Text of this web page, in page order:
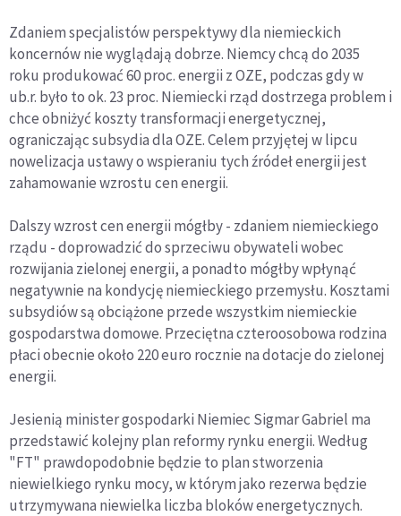
Zdaniem specjalistów perspektywy dla niemieckich
koncernów nie wyglądają dobrze. Niemcy chcą do 2035
roku produkować 60 proc. energii z OZE, podczas gdy w
ub.r. było to ok. 23 proc. Niemiecki rząd dostrzega problem i
chce obniżyć koszty transformacji energetycznej,
ograniczając subsydia dla OZE. Celem przyjętej w lipcu
nowelizacja ustawy o wspieraniu tych źródeł energii jest
zahamowanie wzrostu cen energii.
Dalszy wzrost cen energii mógłby - zdaniem niemieckiego
rządu - doprowadzić do sprzeciwu obywateli wobec
rozwijania zielonej energii, a ponadto mógłby wpłynąć
negatywnie na kondycję niemieckiego przemysłu. Kosztami
subsydiów są obciążone przede wszystkim niemieckie
gospodarstwa domowe. Przeciętna czteroosobowa rodzina
płaci obecnie około 220 euro rocznie na dotacje do zielonej
energii.
Jesienią minister gospodarki Niemiec Sigmar Gabriel ma
przedstawić kolejny plan reformy rynku energii. Według
"FT" prawdopodobnie będzie to plan stworzenia
niewielkiego rynku mocy, w którym jako rezerwa będzie
utrzymywana niewielka liczba bloków energetycznych.